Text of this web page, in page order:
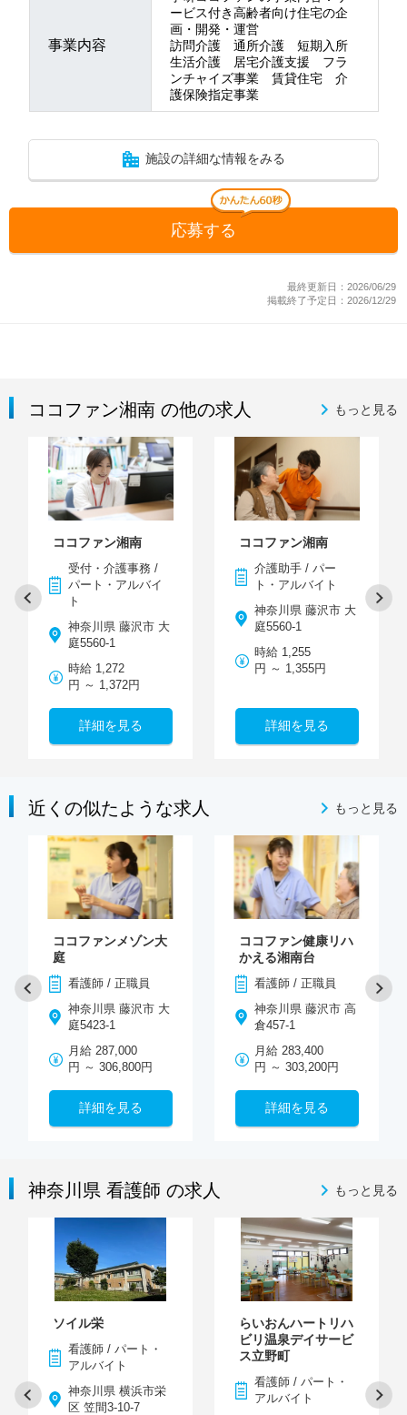
事業内容
ービス付き高齢者向け住宅の企
画・開発・運営
訪問介護 通所介護 短期入所
生活介護 居宅介護支援 フラ
ンチャイズ事業 賃貸住宅 介
護保険指定事業
施設の詳細な情報をみる
応募する
最終更新日：2026/06/29
掲載終了予定日：2026/12/29
ココファン湘南 の他の求人 もっと見る
ココファン湘南
受付・介護事務 /
パート・アルバイ
ト
神奈川県 藤沢市 大
庭5560-1
時給 1,272
円 ～ 1,372円
詳細を見る
ココファン湘南
介護助手 / パー
ト・アルバイト
神奈川県 藤沢市 大
庭5560-1
時給 1,255
円 ～ 1,355円
詳細を見る
近くの似たような求人 もっと見る
ココファンメゾン大
庭
看護師 / 正職員
神奈川県 藤沢市 大
庭5423-1
月給 287,000
円 ～ 306,800円
詳細を見る
ココファン健康リハ
かえる湘南台
看護師 / 正職員
神奈川県 藤沢市 高
倉457-1
月給 283,400
円 ～ 303,200円
詳細を見る
神奈川県 看護師 の求人 もっと見る
ソイル栄
看護師 / パート・
アルバイト
神奈川県 横浜市栄
区 笠間3-10-7
らいおんハートリハ
ビリ温泉デイサービ
ス立野町
看護師 / パート・
アルバイト